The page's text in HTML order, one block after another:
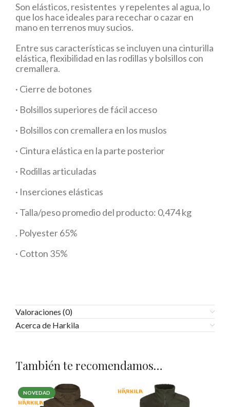
Son elásticos, resistentes y repelentes al agua, lo
que los hace ideales para recechar o cazar en
mano en terrenos muy sucios.
Entre sus características se incluyen una cinturilla
elástica, flexibilidad en las rodillas y bolsillos con
cremallera.
· Cierre de botones
· Bolsillos superiores de fácil acceso
· Bolsillos con cremallera en los muslos
· Cintura elástica en la parte posterior
· Rodillas articuladas
· Inserciones elásticas
· Talla/peso promedio del producto: 0,474 kg
. Polyester 65%
· Cotton 35%
Valoraciones (0)
Acerca de Harkila
También te recomendamos…
NOVEDAD